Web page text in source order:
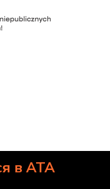
в ATA